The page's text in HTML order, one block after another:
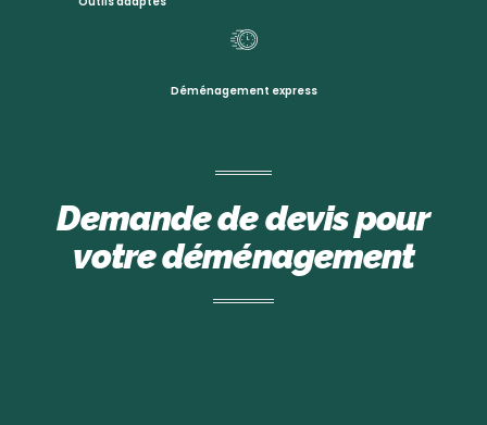
Déménagement express
Demande de devis pour
votre déménagement